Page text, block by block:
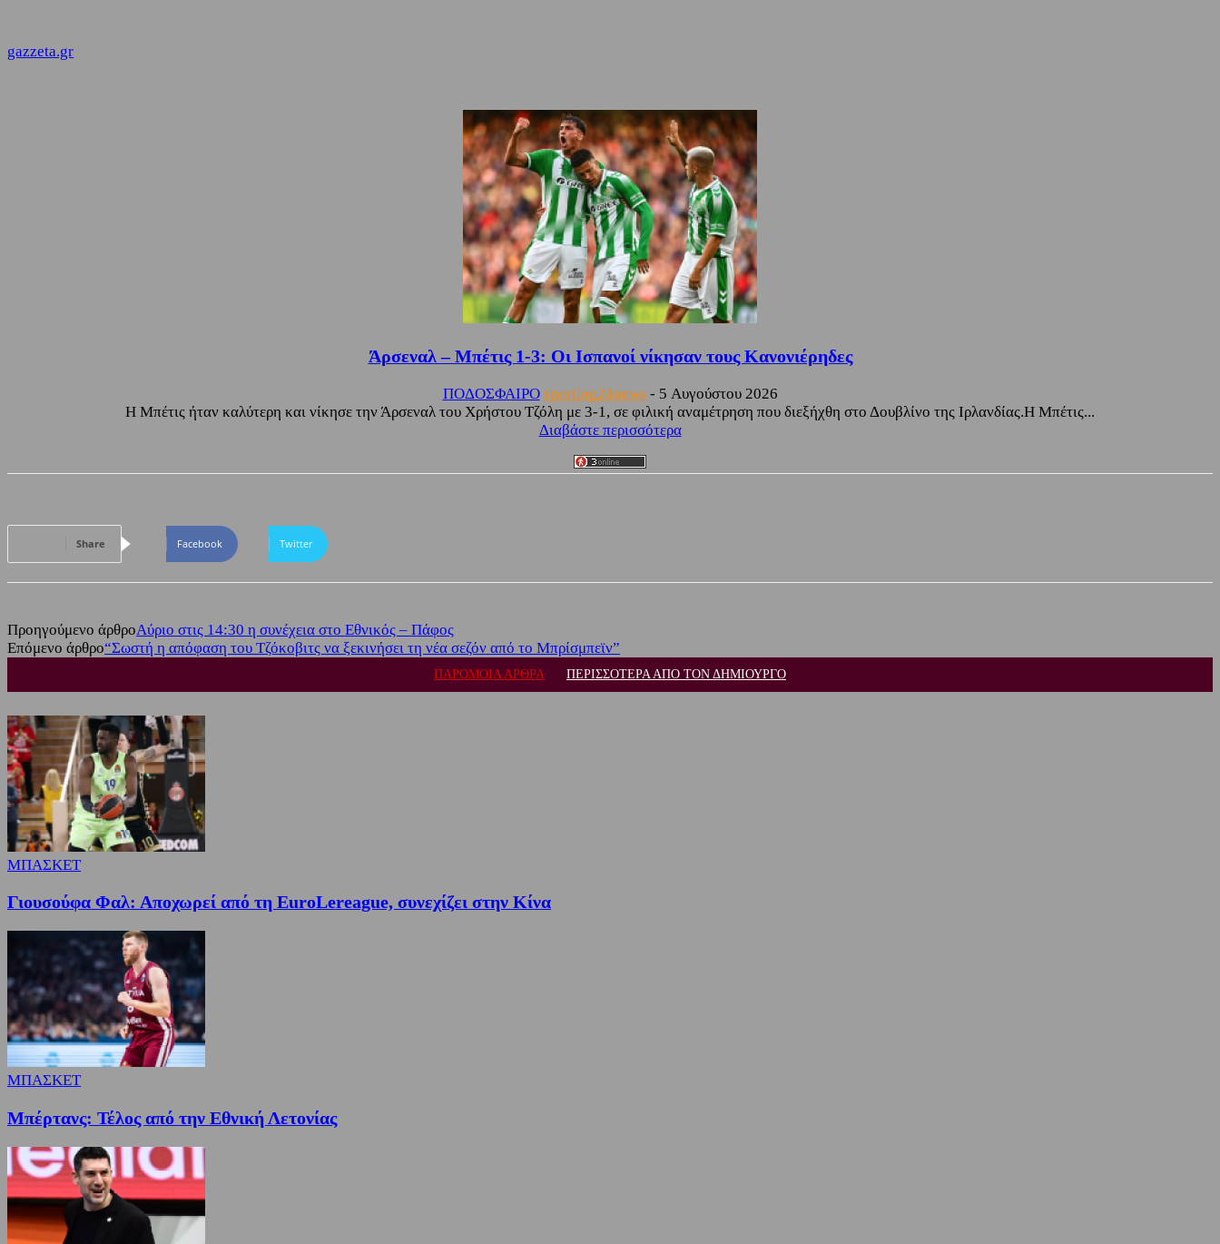
gazzeta.gr
Άρσεναλ – Μπέτις 1-3: Οι Ισπανοί νίκησαν τους Κανονιέρηδες
ΠΟΔΟΣΦΑΙΡΟ sporting24news - 5 Αυγούστου 2026
Η Μπέτις ήταν καλύτερη και νίκησε την Άρσεναλ του Χρήστου Τζόλη με 3-1, σε φιλική αναμέτρηση που διεξήχθη στο Δουβλίνο της Ιρλανδίας.Η Μπέτις...
Διαβάστε περισσότερα
Share Facebook Twitter
Προηγούμενο άρθροΑύριο στις 14:30 η συνέχεια στο Εθνικός – Πάφος
Επόμενο άρθρο“Σωστή η απόφαση του Τζόκοβιτς να ξεκινήσει τη νέα σεζόν από το Μπρίσμπεϊν”
ΠΑΡΟΜΟΙΑ ΑΡΘΡΑ ΠΕΡΙΣΣΟΤΕΡΑ ΑΠΟ ΤΟΝ ΔΗΜΙΟΥΡΓΟ
ΜΠΑΣΚΕΤ
Γιουσούφα Φαλ: Αποχωρεί από τη EuroLereague, συνεχίζει στην Κίνα
ΜΠΑΣΚΕΤ
Μπέρτανς: Τέλος από την Εθνική Λετονίας